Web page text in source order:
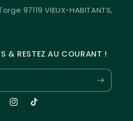
97119 VIEUX-HABITANTS,
& RESTEZ AU COURANT !
Instagram
TikTok